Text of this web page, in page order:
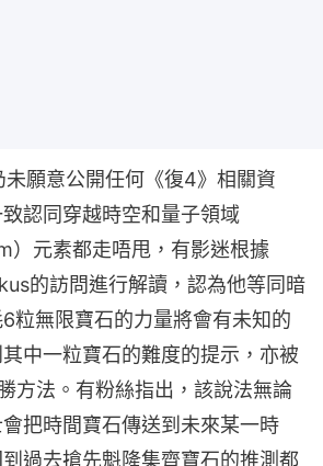
願意公開任何《復4》相關資
認同穿越時空和量子領域
）元素都走唔甩，有影迷根據
的訪問進行解讀，認為他等同暗
粒無限寶石的力量將會有未知的
中一粒寶石的難度的提示，亦被
方法。有粉絲指出，該說法無論
把時間寶石傳送到未來某一時
過去搶先魁隆集齊寶石的推測都